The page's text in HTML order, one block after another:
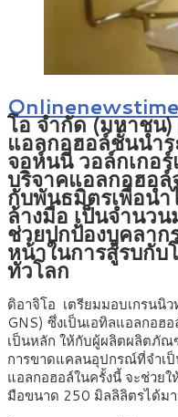
โอ จำกัด (มหาชน)
แอลกอฮอล์ชั้นนำ
จอห์นนี่ วอล์กเกอ
บริจาคแอลกอฮอ
กับพันธมิตรเพื่อน
ล้างมือ เป็นจำนว
ช่วยปกป้องบุคลาก
หน้าในการสู้รบกั
ทั่วโลก
ดิอาจิโอ เตรียมมอบเกรนนิ
GNS) ซึ่งเป็นเอทิลแอลกอฮ
เป็นหลัก ให้กับผู้ผลิตผลิตภั
การขาดแคลนอุปกรณ์ที่จำเ
แอลกอฮอล์ในครั้งนี้ จะช่วย
มือขนาด 250 มิลลิลิตรได้ม